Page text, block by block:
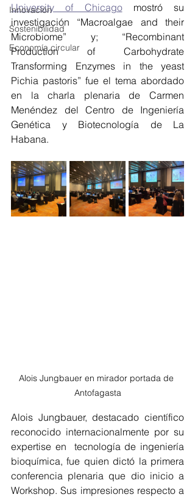
Innovación
Sostenibilidad
Economía circular
University of Chicago mostró su
investigación “Macroalgae and their
Microbiome” y; “Recombinant
Production of Carbohydrate
Transforming Enzymes in the yeast
Pichia pastoris” fue el tema abordado
en la charla plenaria de Carmen
Menéndez del Centro de Ingeniería
Genética y Biotecnología de La
Habana.
Alois Jungbauer en mirador portada de
Antofagasta
Alois Jungbauer, destacado científico
reconocido internacionalmente por su
expertise en  tecnología de ingeniería
bioquímica, fue quien dictó la primera
conferencia plenaria que dio inicio a
Workshop. Sus impresiones respecto a